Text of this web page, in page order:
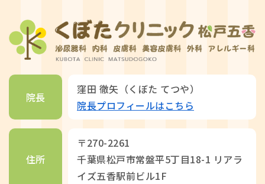
院長
窪田 徹矢（くぼた てつや）
院長プロフィールはこちら
住所
〒270-2261
千葉県松戸市常盤平5丁目18-1 リアラ
イズ五香駅前ビル1F